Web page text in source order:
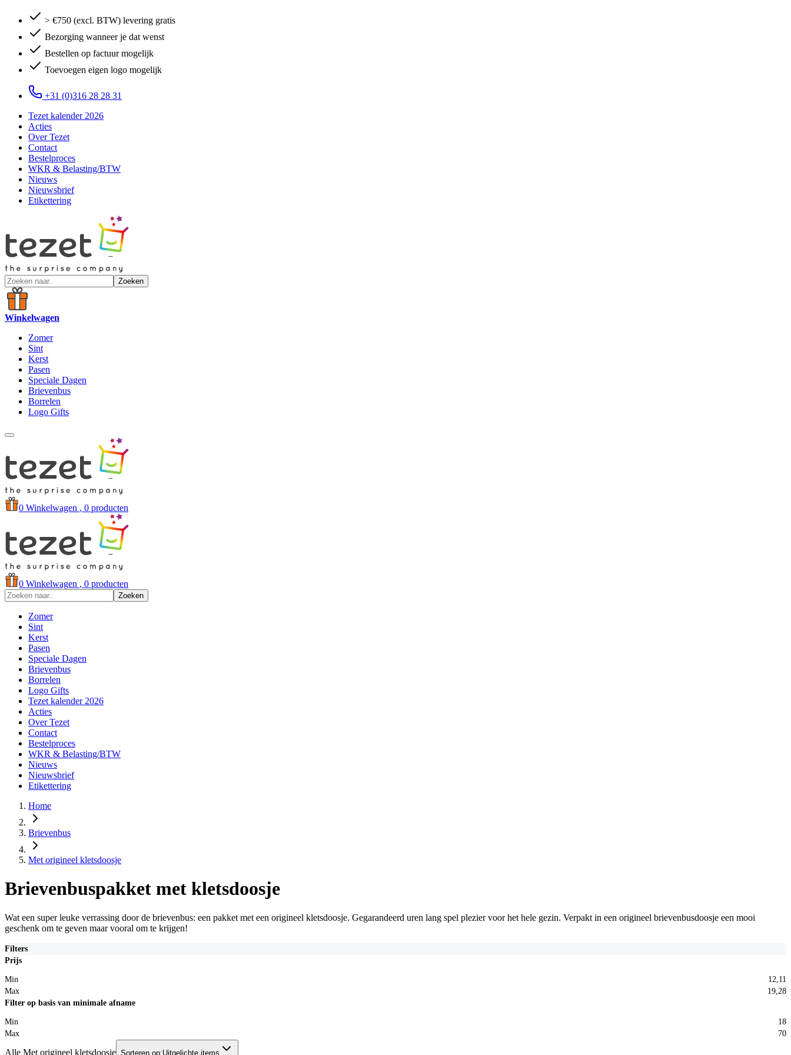
> €750 (excl. BTW) levering gratis
Bezorging wanneer je dat wenst
Bestellen op factuur mogelijk
Toevoegen eigen logo mogelijk
+31 (0)316 28 28 31
Tezet kalender 2026
Acties
Over Tezet
Contact
Bestelproces
WKR & Belasting/BTW
Nieuws
Nieuwsbrief
Etikettering
Zoeken
Winkelwagen
Zomer
Sint
Kerst
Pasen
Speciale Dagen
Brievenbus
Borrelen
Logo Gifts
0 Winkelwagen , 0 producten
0 Winkelwagen , 0 producten
Zoeken
Zomer
Sint
Kerst
Pasen
Speciale Dagen
Brievenbus
Borrelen
Logo Gifts
Tezet kalender 2026
Acties
Over Tezet
Contact
Bestelproces
WKR & Belasting/BTW
Nieuws
Nieuwsbrief
Etikettering
Home
Brievenbus
Met origineel kletsdoosje
Brievenbuspakket met kletsdoosje
Wat een super leuke verrassing door de brievenbus: een pakket met een origineel kletsdoosje. Gegarandeerd uren lang spel plezier voor het hele gezin. Verpakt in een origineel brievenbusdoosje een mooi
geschenk om te geven maar vooral om te krijgen!
Filters
Prijs
Min
12,11
Max
19,28
Filter op basis van minimale afname
Min
18
Max
70
Alle Met origineel kletsdoosje Sorteren op:Uitgelichte items